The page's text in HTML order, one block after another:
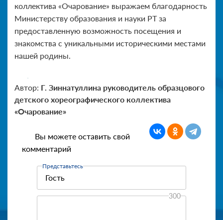
коллектива «Очарование» выражаем благодарность
Министерству образования и науки РТ за
предоставленную возможность посещения и
знакомства с уникальными историческими местами
нашей родины.
Автор: Г. Зиннатуллина руководитель образцового
детского хореографического коллектива
«Очарование»
Вы можете оставить свой
комментарий
Представьтесь
300